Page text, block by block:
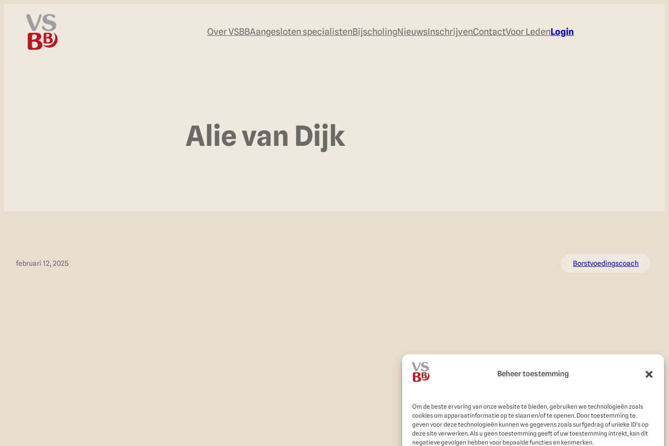
Beheer toestemming
Om de beste ervaring van onze website te bieden, gebruiken we technologieën zoals
cookies om apparaatinformatie op te slaan en/of te openen. Door toestemming te
geven voor deze technologieën kunnen we gegevens zoals surfgedrag of unieke ID's op
deze site verwerken. Als u geen toestemming geeft of uw toestemming intrekt, kan dit
negatieve gevolgen hebben voor bepaalde functies en kenmerken.
Over VSBBAangesloten specialistenBijscholingNieuwsInschrijvenContactVoor LedenLogin
Alie van Dijk
februari 12, 2025 Borstvoedingscoach